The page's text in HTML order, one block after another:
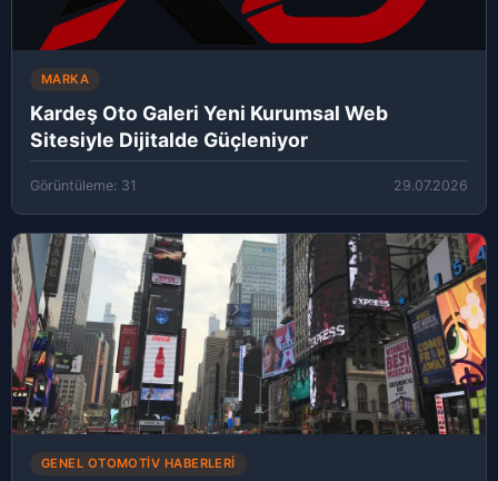
MARKA
Kardeş Oto Galeri Yeni Kurumsal Web
Sitesiyle Dijitalde Güçleniyor
Görüntüleme: 31 29.07.2026
GENEL OTOMOTIV HABERLERI